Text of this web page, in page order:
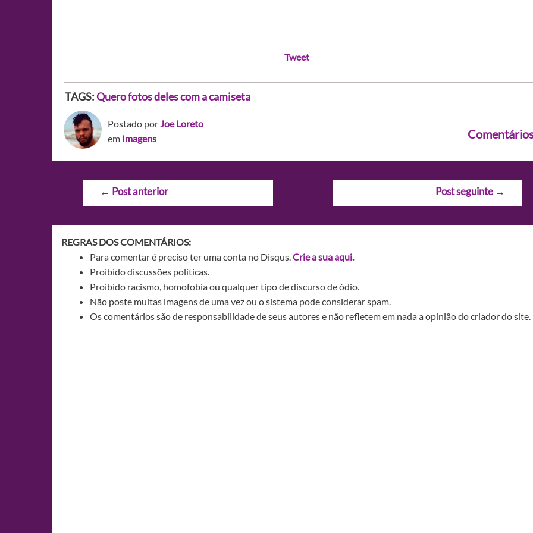
Tweet
TAGS:Quero fotos deles com a camiseta
Postado porJoe Loreto
em Imagens
Navegação
← Post anterior Post seguinte →
REGRAS DOS COMENTÁRIOS:
Para comentar é preciso ter uma conta no Disqus.Crie a sua aqui.
Proibido discussões políticas.
Proibido racismo, homofobia ou qualquer tipo de discurso de ódio.
Não poste muitas imagens de uma vez ou o sistema pode considerar spam.
Os comentários são de responsabilidade de seus autores e não refletem em nada a opinião do criador do site.